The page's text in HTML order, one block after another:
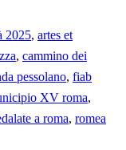
2025, artes et
, cammino dei
pessolano, fiab
XV roma,
a roma, romea